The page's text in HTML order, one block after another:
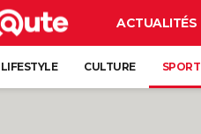
ACTUALITÉS
LIFESTYLE CULTURE SPORT